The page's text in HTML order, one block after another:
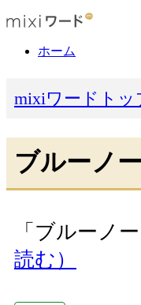
ホーム
mixiワードトッ
ブルーノ
「ブルーノ
読む）